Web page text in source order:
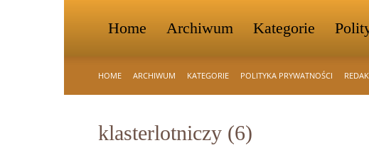
Home Archiwum Kategorie
HOME ARCHIWUM KATEGORIE POLITYKA PRYWATNOŚCI
klasterlotniczy (6)